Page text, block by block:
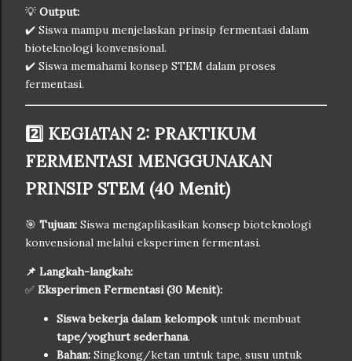
💡 Output:
✔️ Siswa mampu menjelaskan prinsip fermentasi dalam
bioteknologi konvensional.
✔️ Siswa memahami konsep STEM dalam proses
fermentasi.
2️⃣ KEGIATAN 2: PRAKTIKUM
FERMENTASI MENGGUNAKAN
PRINSIP STEM (40 Menit)
🎯 Tujuan: Siswa mengaplikasikan konsep bioteknologi
konvensional melalui eksperimen fermentasi.
📌 Langkah-langkah:
✅ Eksperimen Fermentasi (30 Menit):
Siswa bekerja dalam kelompokuntuk membuat
tape/yoghurt sederhana.
Bahan: Singkong/ketan untuk tape, susu untuk